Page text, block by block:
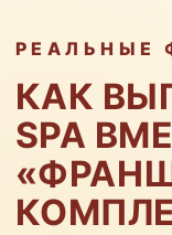
РЕАЛЬНЫЕ
КАК
SPA